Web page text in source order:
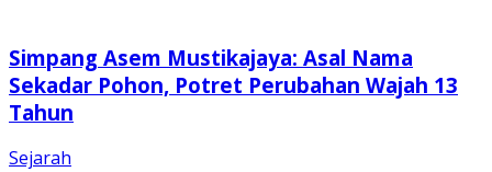
Simpang Asem Mustikajaya: Asal Nama
Sekadar Pohon, Potret Perubahan Wajah 13
Tahun
Sejarah